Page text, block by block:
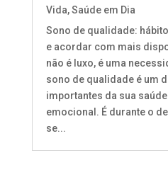
Vida,Saúde em Dia
Sono de qualidade:
e acordar com mais
não é luxo, é uma
sono de qualidade é um
importantes da sua
emocional. É durante o
se...